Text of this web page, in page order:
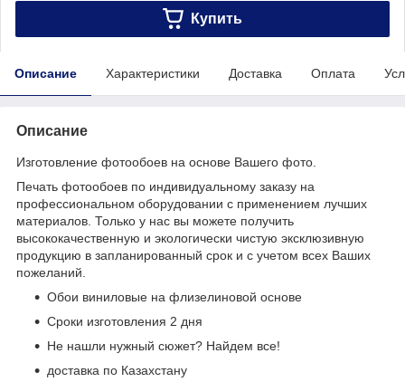
Купить
Описание Характеристики Доставка Оплата
Описание
Изготовление фотообоев на основе Вашего фото.
Печать фотообоев по индивидуальному заказу на
профессиональном оборудовании с применением лучших
материалов. Только у нас вы можете получить
высококачественную и экологически чистую эксклюзивную
продукцию в запланированный срок и с учетом всех Ваших
пожеланий.
Обои виниловые на флизелиновой основе
Сроки изготовления 2 дня
Не нашли нужный сюжет? Найдем все!
доставка по Казахстану